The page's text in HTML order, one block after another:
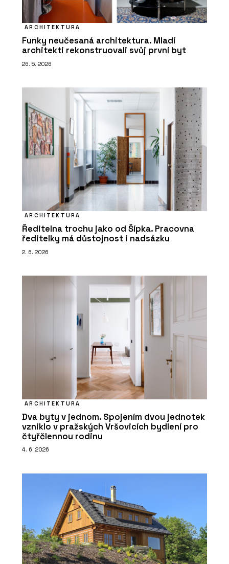
ARCHITEKTURA
Funky neučesaná architektura. Mladí
architekti rekonstruovali svůj první byt
26. 5. 2026
ARCHITEKTURA
Ředitelna trochu jako od Šípka. Pracovna
ředitelky má důstojnost i nadsázku
2. 6. 2026
ARCHITEKTURA
Dva byty v jednom. Spojením dvou jednotek
vzniklo v pražských Vršovicích bydlení pro
čtyřčlennou rodinu
4. 6. 2026